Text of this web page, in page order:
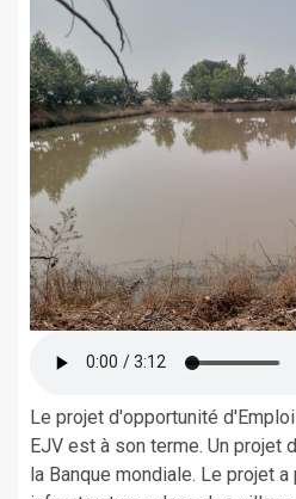
Le projet d'opportunité
EJV est à son terme. Un projet
la Banque mondiale. Le projet